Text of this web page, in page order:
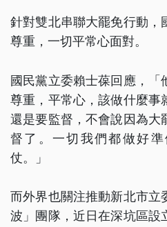
針對雙北串聯大罷免行動，
尊重，一切平常心面對。
國民黨立委賴士葆回應，「
尊重，平常心，該做什麼事
還是要監督，不會說因為大
督了。一切我們都做好
仗。」
而外界也關注推動新北市立
波」團隊，近日在深坑區設